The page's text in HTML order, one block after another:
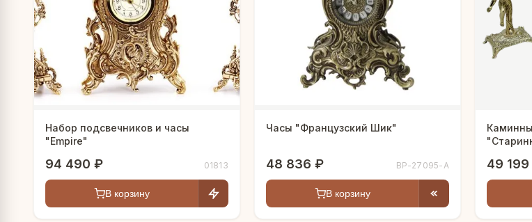
Набор подсвечников и часы
"Empire"
94 490 ₽ 01813
В корзину
Часы "Французский Шик"
48 836 ₽ BP-27095-A
В корзину
49